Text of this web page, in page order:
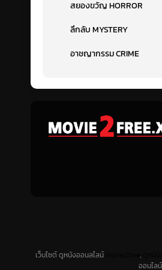
สยองขวัญ HORROR
ลึกลับ MYSTERY
อาชญากรรม CRIME
เว็บไซต์ ดูหนังออนลไลน์ ,
ออนไล